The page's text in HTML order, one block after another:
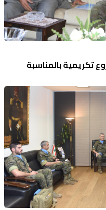
تكريمية بالمناسبة